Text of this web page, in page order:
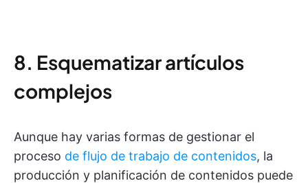
8. Esquematizar artículos
complejos
Aunque hay varias formas de gestionar el
proceso de flujo de trabajo de contenidos, la
producción y planificación de contenidos puede